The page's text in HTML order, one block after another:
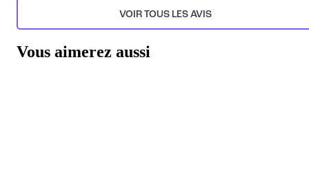
VOIR TOUS LES AVIS
Vous aimerez aussi